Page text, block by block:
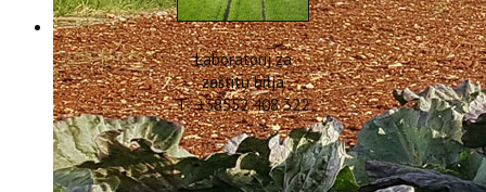
Laboratorij za
zaštitu bilja
T: +38552 408 322